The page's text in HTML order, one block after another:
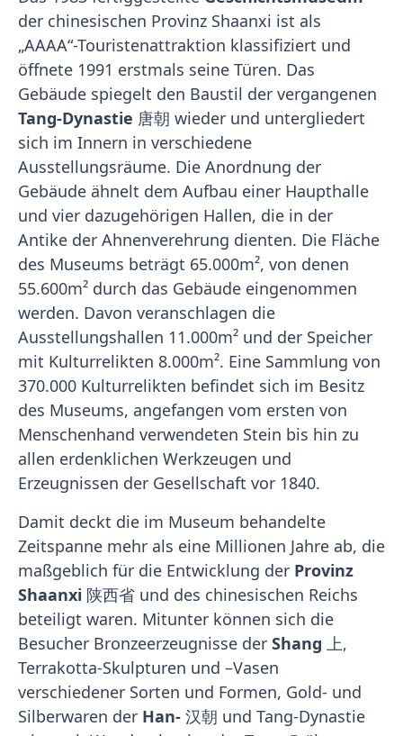
der chinesischen Provinz Shaanxi ist als
„AAAA“-Touristenattraktion klassifiziert und
öffnete 1991 erstmals seine Türen. Das
Gebäude spiegelt den Baustil der vergangenen
Tang-Dynastie 唐朝 wieder und untergliedert
sich im Innern in verschiedene
Ausstellungsräume. Die Anordnung der
Gebäude ähnelt dem Aufbau einer Haupthalle
und vier dazugehörigen Hallen, die in der
Antike der Ahnenverehrung dienten. Die Fläche
des Museums beträgt 65.000m², von denen
55.600m² durch das Gebäude eingenommen
werden. Davon veranschlagen die
Ausstellungshallen 11.000m² und der Speicher
mit Kulturrelikten 8.000m². Eine Sammlung von
370.000 Kulturrelikten befindet sich im Besitz
des Museums, angefangen vom ersten von
Menschenhand verwendeten Stein bis hin zu
allen erdenklichen Werkzeugen und
Erzeugnissen der Gesellschaft vor 1840.
Damit deckt die im Museum behandelte
Zeitspanne mehr als eine Millionen Jahre ab, die
maßgeblich für die Entwicklung der Provinz
Shaanxi 陕西省 und des chinesischen Reichs
beteiligt waren. Mitunter können sich die
Besucher Bronzeerzeugnisse der Shang 上,
Terrakotta-Skulpturen und –Vasen
verschiedener Sorten und Formen, Gold- und
Silberwaren der Han- 汉朝 und Tang-Dynastie